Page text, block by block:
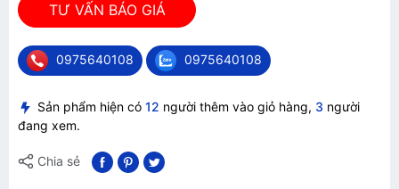
TƯ VẤN BÁO GIÁ
0975640108 0975640108
Sản phẩm hiện có 12 người thêm vào giỏ hàng, 3 người
đang xem.
Chia sẻ